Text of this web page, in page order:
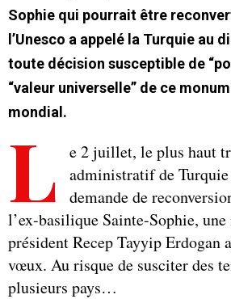
Sophie qui pourrait être
l’Unesco a appelé la Turquie au
toute décision susceptible de
“valeur universelle” de ce
mondial.
L
e 2 juillet, le plus haut
administratif de
demande de
l’ex-basilique Sainte-Sophie,
président Recep Tayyip Erdogan
vœux. Au risque de susciter des
plusieurs pays…